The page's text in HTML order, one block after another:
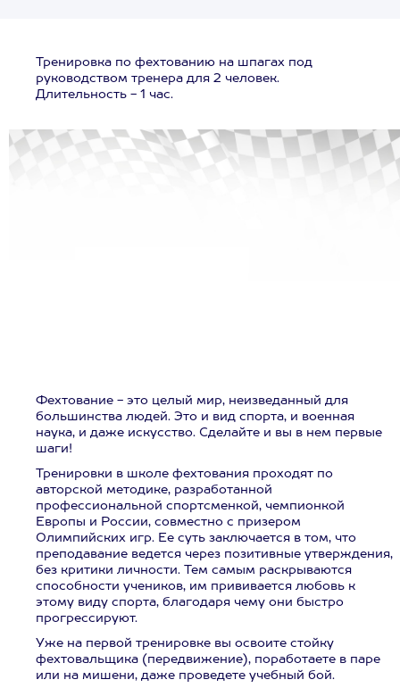
Тренировка по фехтованию на шпагах под
руководством тренера для 2 человек.
Длительность - 1 час.
Фехтование - это целый мир, неизведанный для
большинства людей. Это и вид спорта, и военная
наука, и даже искусство. Сделайте и вы в нем первые
шаги!
Тренировки в школе фехтования проходят по
авторской методике, разработанной
профессиональной спортсменкой, чемпионкой
Европы и России, совместно с призером
Олимпийских игр. Ее суть заключается в том, что
преподавание ведется через позитивные утверждения,
без критики личности. Тем самым раскрываются
способности учеников, им прививается любовь к
этому виду спорта, благодаря чему они быстро
прогрессируют.
Уже на первой тренировке вы освоите стойку
фехтовальщика (передвижение), поработаете в паре
или на мишени, даже проведете учебный бой.